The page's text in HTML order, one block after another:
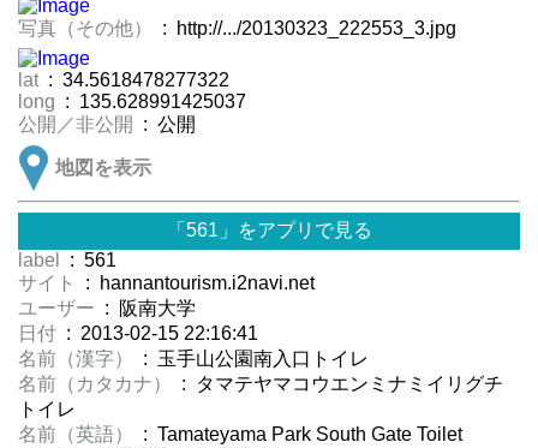
写真（その他） : http://.../20130323_222553_3.jpg
lat : 34.5618478277322
long : 135.628991425037
公開／非公開
: 公開
地図を表示
「561」をアプリで見る
label
: 561
サイト
: hannantourism.i2navi.net
ユーザー : 阪南大学
日付 : 2013-02-15 22:16:41
名前（漢字）
: 玉手山公園南入口トイレ
名前（カタカナ）
: タマテヤマコウエンミナミイリグチ
トイレ
名前（英語）
: Tamateyama Park South Gate Toilet